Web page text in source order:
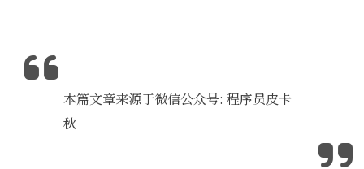
本篇文章来源于微信公众号: 程序员皮卡
秋